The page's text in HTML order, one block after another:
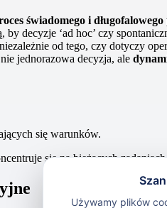
świadomego i
decyzje ‘ad hoc’ czy
od tego, czy dotyczy
jednorazowa decyzja, ale
się warunków.
się na bieżących